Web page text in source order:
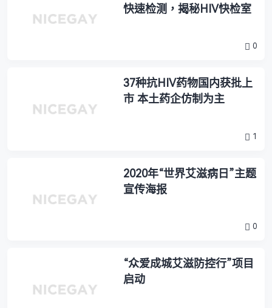
快速检测，揭秘HIV快检室
0
37种抗HIV药物国内获批上
市 本土药企仿制为主
1
2020年“世界艾滋病日”主题
宣传海报
0
“众爱成城艾滋防控行”项目
启动